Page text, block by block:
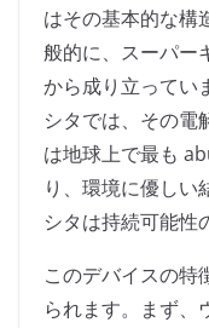
はその基本的な構
般的に、スーパー
から成り立ってい
シタでは、その電
は地球上で最も
り、環境に優しい
シタは持続可能性
このデバイスの特
られます。まず、